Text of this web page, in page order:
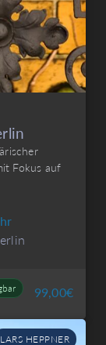
Fokus auf
99,00€
LARS HEPPNER